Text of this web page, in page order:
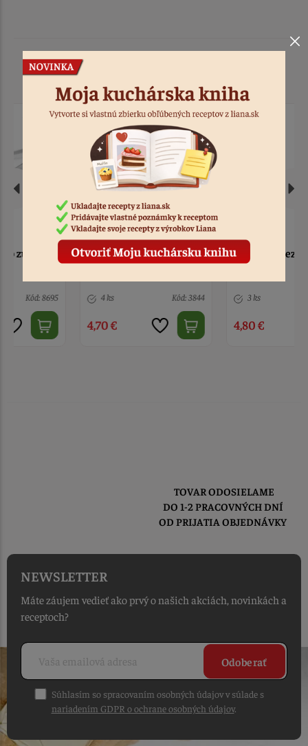
Sada stierka,
maslovačka, kliešte
4 ks Kód: 3844
4,70 €
Kliešte nerez/silikón 22
cm
3 ks Kód: 6698
4,80 €
TOVAR ODOSIELAME
DO 1-2 PRACOVNÝCH DNÍ
OD PRIJATIA OBJEDNÁVKY
NEWSLETTER
Máte záujem vedieť ako prvý o našich akciách, novinkách a
receptoch?
Odoberať
Súhlasím so spracovaním osobných údajov v súlade s
nariadením GDPR o ochrane osobných údajov.